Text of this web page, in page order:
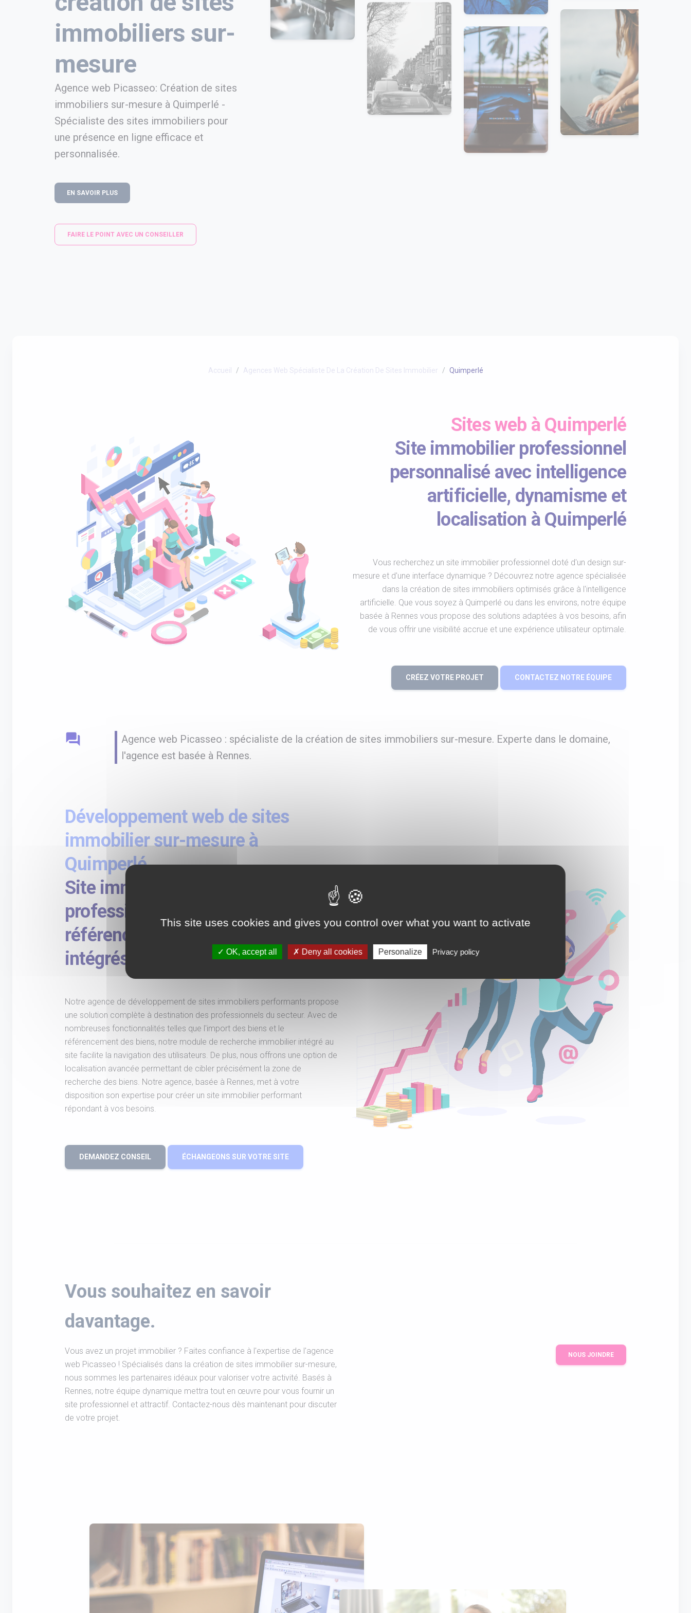
immobiliers sur-
mesure
Agence web Picasseo: Création de sites
immobiliers sur-mesure à Quimperlé -
Spécialiste des sites immobiliers pour
une présence en ligne efficace et
personnalisée.
EN SAVOIR PLUS
FAIRE LE POINT AVEC UN CONSEILLER
Accueil Agences Web Spécialiste De La Création De Sites Immobilier Quimperlé
Sites web à Quimperlé
Site immobilier professionnel
personnalisé avec intelligence
artificielle, dynamisme et
localisation à Quimperlé
Vous recherchez un site immobilier professionnel doté d'un design sur-
mesure et d'une interface dynamique ? Découvrez notre agence spécialisée
dans la création de sites immobiliers optimisés grâce à l'intelligence
artificielle. Que vous soyez à Quimperlé ou dans les environs, notre équipe
basée à Rennes vous propose des solutions adaptées à vos besoins, afin
de vous offrir une visibilité accrue et une expérience utilisateur optimale.
CRÉEZ VOTRE PROJET CONTACTEZ NOTRE ÉQUIPE
question_answer
Agence web Picasseo : spécialiste de la création de sites immobiliers sur-mesure. Experte dans le domaine,
l'agence est basée à Rennes.
Développement web de sites
immobilier sur-mesure à
Quimperlé
Site immobilier performant pour
professionnels : import,
référencement et recherche
intégrés
Notre agence de développement de sites immobiliers performants propose
une solution complète à destination des professionnels du secteur. Avec de
nombreuses fonctionnalités telles que l'import des biens et le
référencement des biens, notre module de recherche immobilier intégré au
site facilite la navigation des utilisateurs. De plus, nous offrons une option de
localisation avancée permettant de cibler précisément la zone de
recherche des biens. Notre agence, basée à Rennes, met à votre
disposition son expertise pour créer un site immobilier performant
répondant à vos besoins.
DEMANDEZ CONSEIL ÉCHANGEONS SUR VOTRE SITE
Vous souhaitez en savoir
davantage.
Vous avez un projet immobilier ? Faites confiance à l'expertise de l'agence
web Picasseo ! Spécialisés dans la création de sites immobilier sur-mesure,
nous sommes les partenaires idéaux pour valoriser votre activité. Basés à
Rennes, notre équipe dynamique mettra tout en œuvre pour vous fournir un
site professionnel et attractif. Contactez-nous dès maintenant pour discuter
de votre projet.
NOUS JOINDRE
This site uses cookies and gives you control over what you want to activate
OK, accept all Deny all cookies Personalize Privacy policy